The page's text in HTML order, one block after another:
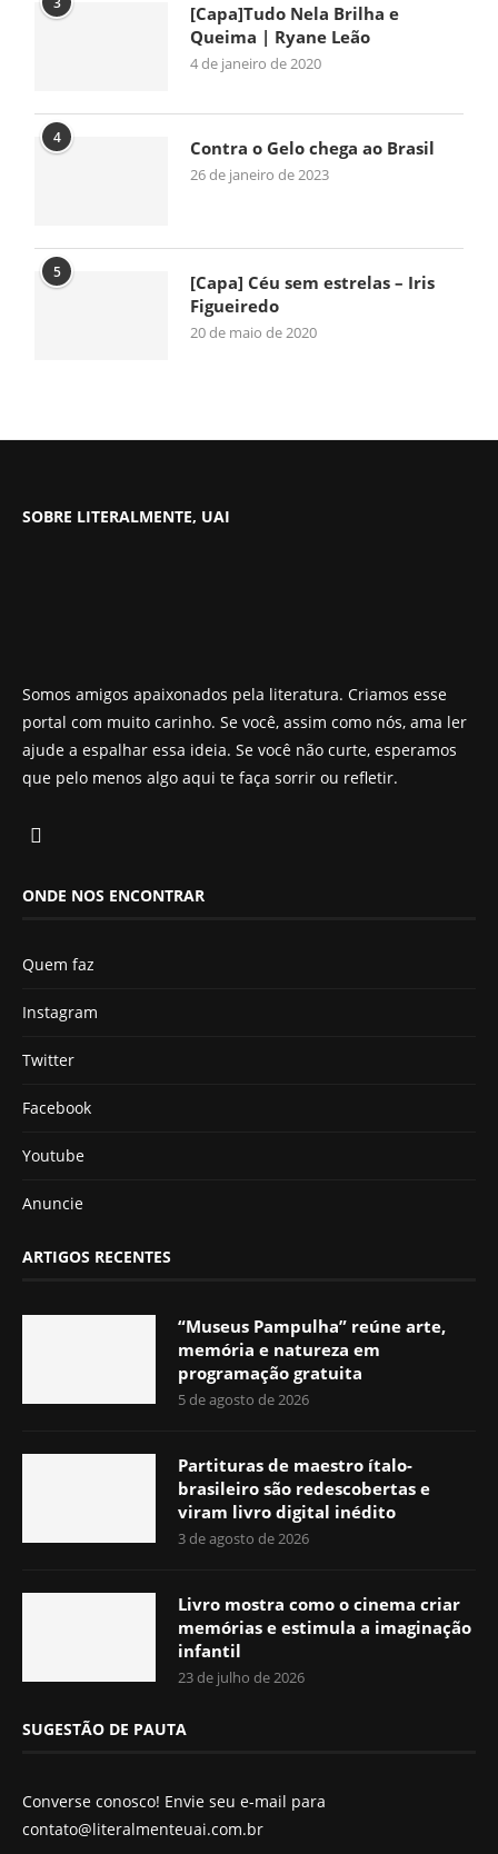
[Capa]Tudo Nela Brilha e
Queima | Ryane Leão
4 de janeiro de 2020
4 Contra o Gelo chega ao Brasil
26 de janeiro de 2023
5
[Capa] Céu sem estrelas – Iris
Figueiredo
20 de maio de 2020
SOBRE LITERALMENTE, UAI
Somos amigos apaixonados pela literatura. Criamos esse
portal com muito carinho. Se você, assim como nós, ama ler
ajude a espalhar essa ideia. Se você não curte, esperamos
que pelo menos algo aqui te faça sorrir ou refletir.
ONDE NOS ENCONTRAR
Quem faz
Instagram
Twitter
Facebook
Youtube
Anuncie
ARTIGOS RECENTES
“Museus Pampulha” reúne arte,
memória e natureza em
programação gratuita
5 de agosto de 2026
Partituras de maestro ítalo-
brasileiro são redescobertas e
viram livro digital inédito
3 de agosto de 2026
Livro mostra como o cinema criar
memórias e estimula a imaginação
infantil
23 de julho de 2026
SUGESTÃO DE PAUTA
Converse conosco! Envie seu e-mail para
contato@literalmenteuai.com.br